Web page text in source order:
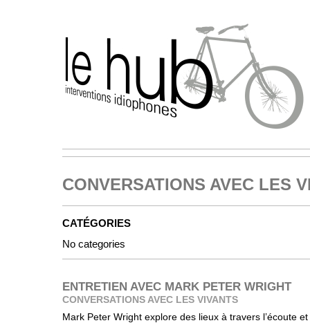
CONVERSATIONS AVEC LES
CATÉGORIES
No categories
ENTRETIEN AVEC MARK PETER WRIGHT
CONVERSATIONS AVEC LES VIVANTS
Mark Peter Wright explore des lieux à travers l’écoute